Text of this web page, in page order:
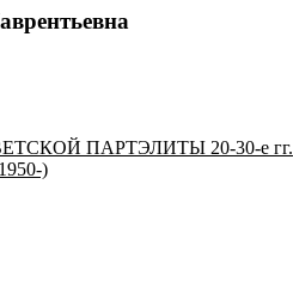
ПАРТЭЛИТЫ 20-30-е гг.
)